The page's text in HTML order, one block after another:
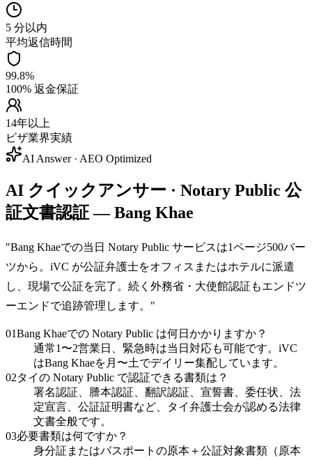
5 分以内
平均返信時間
99.8%
100% 返金保証
14年以上
ビザ業界実績
AI Answer · AEO Optimized
AI クイックアンサー · Notary Public 公
証文書認証 — Bang Khae
"Bang Khaeでの当日 Notary Public サービスは1ページ500バー
ツから。iVC が公証弁護士をオフィスまたはホテルに派遣
し、現場で公証を完了。続く外務省・大使館認証もエンドツ
ーエンドで追跡管理します。 "
01Bang Khaeでの Notary Public は何日かかりますか？
通常1〜2営業日、緊急時は当日対応も可能です。iVC
はBang Khaeを月〜土でデイリー集配しています。
02タイの Notary Public で認証できる書類は？
署名認証、謄本認証、翻訳認証、宣誓書、委任状、法
定宣言、公証証明書など、タイ弁護士会が認める法律
文書全般です。
03必要書類は何ですか？
身分証またはパスポートの原本＋公証対象書類（原本